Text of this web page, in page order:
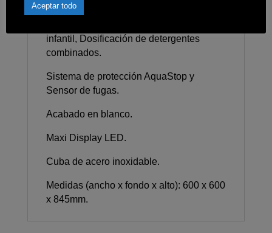
Opciones: Inicio diferido, Media carga
infantil, Dosificación de detergentes
combinados.
Sistema de protección AquaStop y
Sensor de fugas.
Acabado en blanco.
Maxi Display LED.
Cuba de acero inoxidable.
Medidas (ancho x fondo x alto): 600 x 600
x 845mm.
Aceptar todo